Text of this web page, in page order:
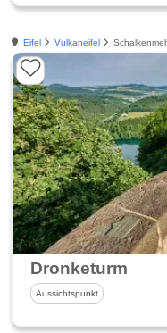
Eifel Vulkaneifel
Dronketurm
Aussichtspunkt